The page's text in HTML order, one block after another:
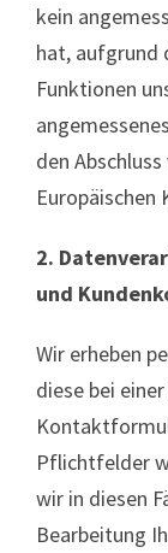
kein
hat, aufgrund
Funktionen
den
2.
und
Wir erheben
diese bei
Pflichtfelder
wir in diesen
Bearbeitung